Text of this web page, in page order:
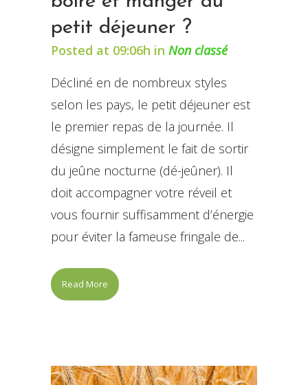
petit déjeuner ?
Posted at 09:06h in Non classé
Décliné en de nombreux styles
selon les pays, le petit déjeuner est
le premier repas de la journée. Il
désigne simplement le fait de sortir
du jeûne nocturne (dé-jeûner). Il
doit accompagner votre réveil et
vous fournir suffisamment d’énergie
pour éviter la fameuse fringale de...
Read More